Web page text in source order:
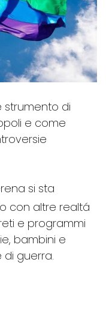
strumento di
e come
si sta
con altre realtá
e programmi
bambini e
guerra.